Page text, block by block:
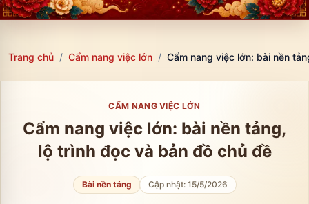
Trang chủ / Cẩm nang việc lớn / Cẩm nang việc lớn: bài nền
CẨM NANG VIỆC LỚN
Cẩm nang việc lớn: bài nền tảng,
lộ trình đọc và bản đồ chủ đề
Bài nền tảng Cập nhật: 15/5/2026